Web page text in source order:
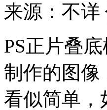
来源：不详
PS正片叠
制作的图像
看似简单，